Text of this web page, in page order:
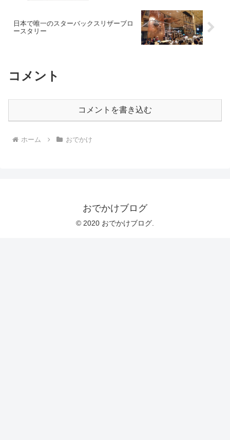
日本で唯一のスターバックスリザーブロ
ースタリー
コメント
コメントを書き込む
ホーム おでかけ
おでかけブログ
© 2020 おでかけブログ.